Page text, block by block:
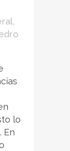
,
lo
En